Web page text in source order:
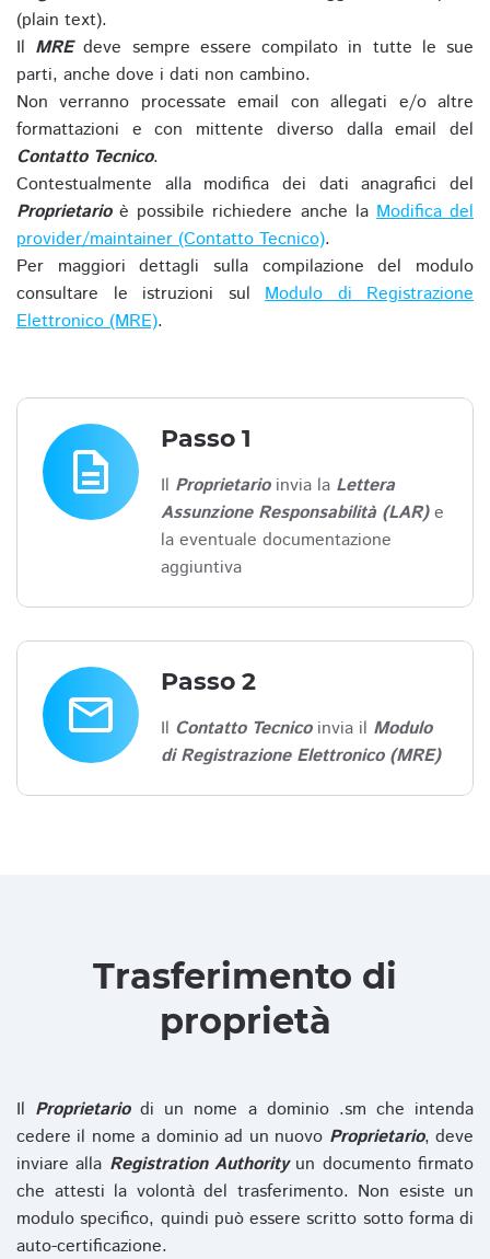
(plain text).
Il MREdeve sempre essere compilato in tutte le sue
parti, anche dove i dati non cambino.
Non verranno processate email con allegati e/o altre
formattazioni e con mittente diverso dalla email del
Contatto Tecnico.
Contestualmente alla modifica dei dati anagrafici del
Proprietarioè possibile richiedere anche laModifica del
provider/maintainer (Contatto Tecnico).
Per maggiori dettagli sulla compilazione del modulo
consultare le istruzioni sul Modulo di Registrazione
Elettronico (MRE).
description
Passo 1
Il Proprietarioinvia la Lettera
Assunzione Responsabilità (LAR)e
la eventuale documentazione
aggiuntiva
email
Passo 2
Il Contatto Tecnicoinvia il Modulo
di Registrazione Elettronico (MRE)
Trasferimento di
proprietà
Il Proprietariodi un nome a dominio .sm che intenda
cedere il nome a dominio ad un nuovo Proprietario, deve
inviare alla Registration Authorityun documento firmato
che attesti la volontà del trasferimento. Non esiste un
modulo specifico, quindi può essere scritto sotto forma di
auto-certificazione.